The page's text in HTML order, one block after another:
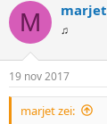
M marjet
♫
19 nov 2017
marjet zei: